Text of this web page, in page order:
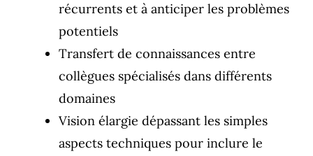
récurrents et à anticiper les problèmes
potentiels
Transfert de connaissances entre
collègues spécialisés dans différents
domaines
Vision élargie dépassant les simples
aspects techniques pour inclure le